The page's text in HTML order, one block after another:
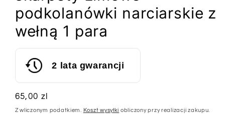
podkolanówki narciarskie z
wełną 1 para
2 lata gwarancji
Cena
regularna
65,00 zl
Z wliczonym podatkiem. Koszt wysyłki obliczony przy realizacji zakupu.